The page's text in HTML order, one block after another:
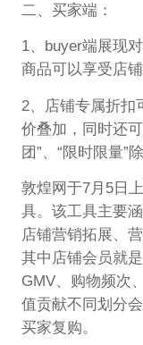
二、买家端：
1、buyer端展现
商品可以享受店
2、店铺专属折扣
价叠加，同时还
团”、“限时限量”除
敦煌网于7月5日
具。该工具主要
店铺营销拓展、
其中店铺会员就
GMV、购物频次
值贡献不同划分
买家复购。